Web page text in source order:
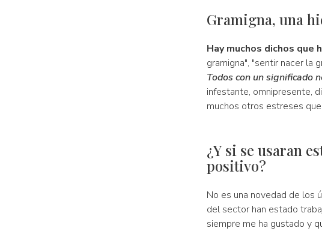
Gramigna, una
Hay muchos dichos que
gramigna", "sentir nacer la
Todos con un significado
infestante, omnipresente,
muchos otros estreses
¿Y si se usaran
positivo?
No es una novedad de los
del sector han estado
siempre me ha gustado y